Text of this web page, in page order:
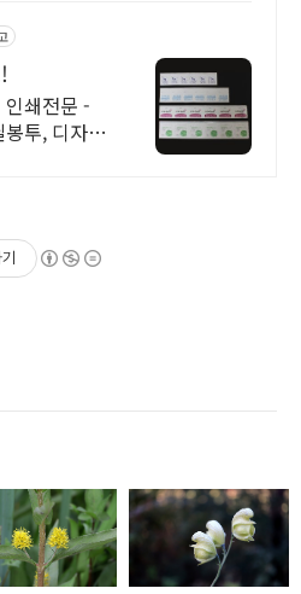
쇄전문 -
투, 디자인